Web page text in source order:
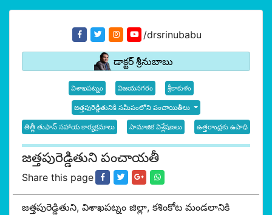
/drsrinubabu
డాక్టర్ శ్రీనుబాబు
విశాఖపట్నం విజయనగరం శ్రీకాకుళం
జత్తపురెడ్డితునికి సమీపంలోని పంచాయితీలు
తిత్లీ తుఫాన్ సహాయ కార్యక్రమాలు సామాజిక విశ్లేషణలు ఉత్తరాంధ్రకు ఉపాధి
జత్తపురెడ్డితుని పంచాయతీ
Share this page
జత్తపురెడ్డితుని, విశాఖపట్నం జిల్లా, కశింకోట మండలానికి